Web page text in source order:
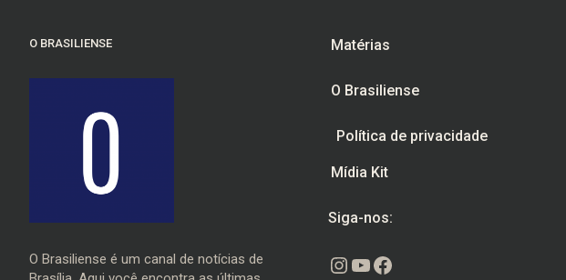
O BRASILIENSE
O Brasiliense é um canal de notícias de
Matérias
O Brasiliense
Política de privacidade
Mídia Kit
Siga-nos:
Instagram
Youtube
Facebook